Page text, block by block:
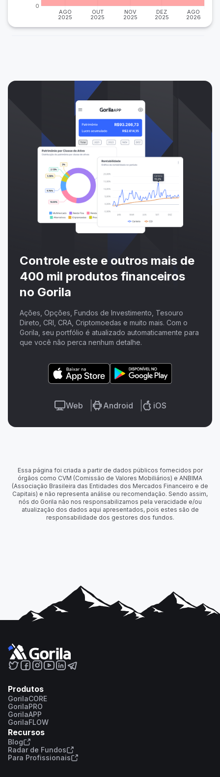
AGO
2025
OUT
2025
NOV
2025
DEZ
2025
AGO
2026
0
Controle este e outros mais de
400 mil produtos financeiros
no Gorila
Ações, Opções, Fundos de Investimento, Tesouro
Direto, CRI, CRA, Criptomoedas e muito mais. Com o
Gorila, seu portfólio é atualizado automaticamente para
que você não perca nenhum detalhe.
Web Android iOS
Essa página foi criada a partir de dados públicos fornecidos por
órgãos como CVM (Comissão de Valores Mobiliários) e ANBIMA
(Associação Brasileira das Entidades dos Mercados Financeiro e de
Capitais) e não representa análise ou recomendação. Sendo assim,
nós do Gorila não nos responsabilizamos pela veracidade e/ou
atualização dos dados aqui apresentados, pois estes são de
responsabilidade dos gestores dos fundos.
Produtos
GorilaCORE
GorilaPRO
GorilaAPP
GorilaFLOW
Recursos
Blog
Radar de Fundos
Para Profissionais